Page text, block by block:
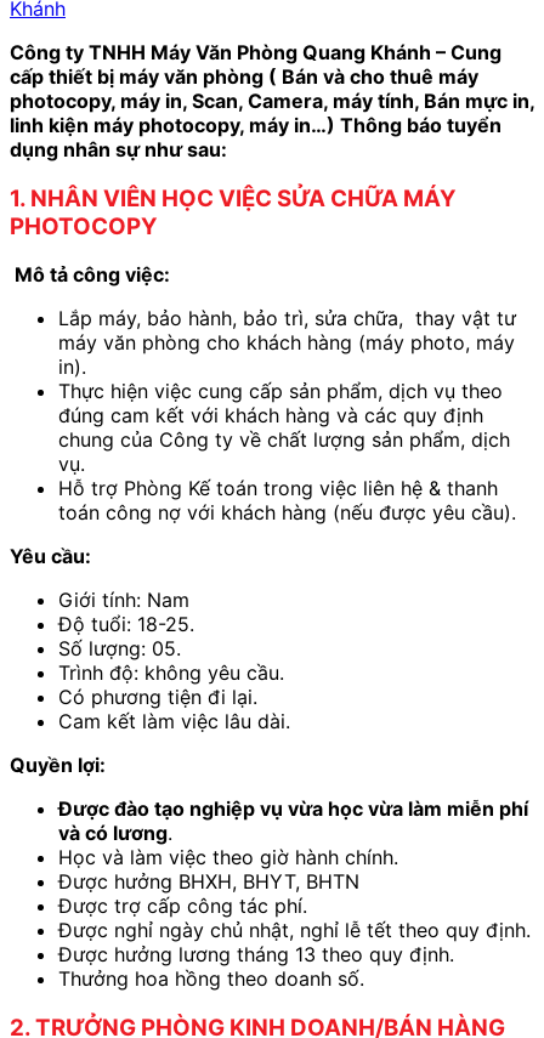
Khánh
Công ty TNHH Máy Văn Phòng Quang Khánh – Cung
cấp thiết bị máy văn phòng ( Bán và cho thuê máy
photocopy, máy in, Scan, Camera, máy tính, Bán mực in,
linh kiện máy photocopy, máy in…) Thông báo tuyển
dụng nhân sự như sau:
1. NHÂN VIÊN HỌC VIỆC SỬA CHỮA MÁY
PHOTOCOPY
Mô tả công việc:
Lắp máy, bảo hành, bảo trì, sửa chữa, thay vật tư
máy văn phòng cho khách hàng (máy photo, máy
in).
Thực hiện việc cung cấp sản phẩm, dịch vụ theo
đúng cam kết với khách hàng và các quy định
chung của Công ty về chất lượng sản phẩm, dịch
vụ.
Hỗ trợ Phòng Kế toán trong việc liên hệ & thanh
toán công nợ với khách hàng (nếu được yêu cầu).
Yêu cầu:
Giới tính: Nam
Độ tuổi: 18-25.
Số lượng: 05.
Trình độ: không yêu cầu.
Có phương tiện đi lại.
Cam kết làm việc lâu dài.
Quyền lợi:
Được đào tạo nghiệp vụ vừa học vừa làm miễn phí
và có lương.
Học và làm việc theo giờ hành chính.
Được hưởng BHXH, BHYT, BHTN
Được trợ cấp công tác phí.
Được nghỉ ngày chủ nhật, nghỉ lễ tết theo quy định.
Được hưởng lương tháng 13 theo quy định.
Thưởng hoa hồng theo doanh số.
2. TRƯỞNG PHÒNG KINH DOANH/BÁN HÀNG